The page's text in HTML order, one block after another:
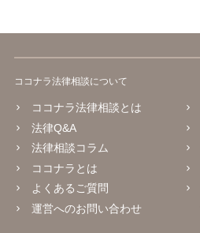
ココナラ法律相談について
ココナラ法律相談とは
法律Q&A
法律相談コラム
ココナラとは
よくあるご質問
運営へのお問い合わせ